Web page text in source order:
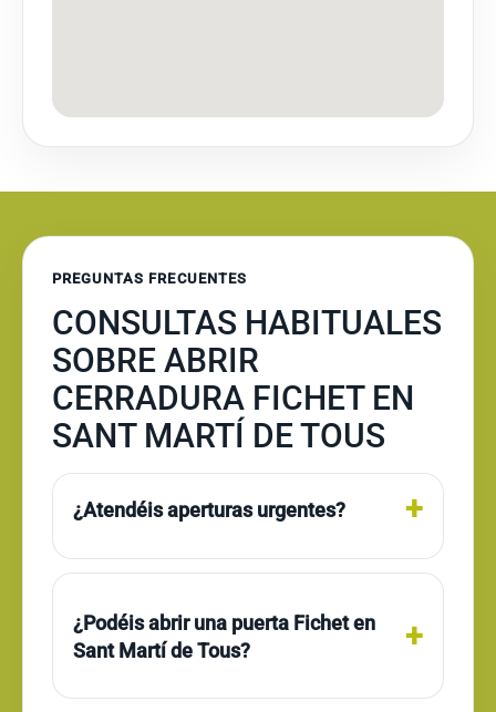
PREGUNTAS FRECUENTES
CONSULTAS HABITUALES
SOBRE ABRIR
CERRADURA FICHET EN
SANT MARTÍ DE TOUS
¿Atendéis aperturas urgentes?
¿Podéis abrir una puerta Fichet en
Sant Martí de Tous?